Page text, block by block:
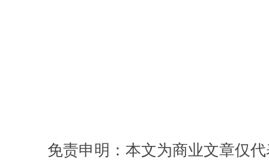
免责申明：本文为商业文章仅代